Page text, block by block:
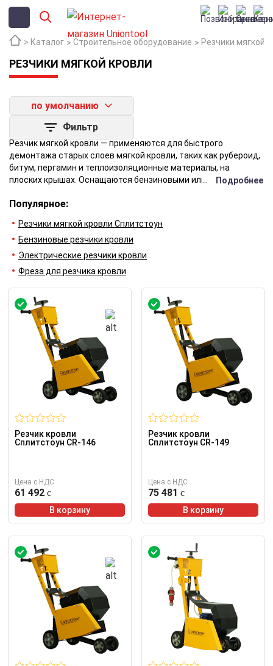
Каталог Строительное оборудование Резчики мягкой
Популярное:
Резчики мягкой кровли Сплитстоун
Бензиновые резчики кровли
Электрические резчики кровли
Фреза для резчика кровли
Резчик мягкой кровли — применяются для быстрого
демонтажа старых слоев мягкой кровли, таких как рубероид,
битум, пергамин и теплоизоляционные материалы, на
плоских крышах. Оснащаются бензиновыми или
вращающейся фрезой с твердосплавными сегментами.
куски, что значительно ускоряет и упрощает процесс
демонтажа перед проведением ремонтных работ.
Подробнее
РЕЗЧИКИ МЯГКОЙ КРОВЛИ
по умолчанию
Фильтр
Резчик кровли
Сплитстоун CR-146
Цена с НДС
61 492
В корзину
Резчик кровли
Сплитстоун CR-149
Цена с НДС
75 481
В корзину